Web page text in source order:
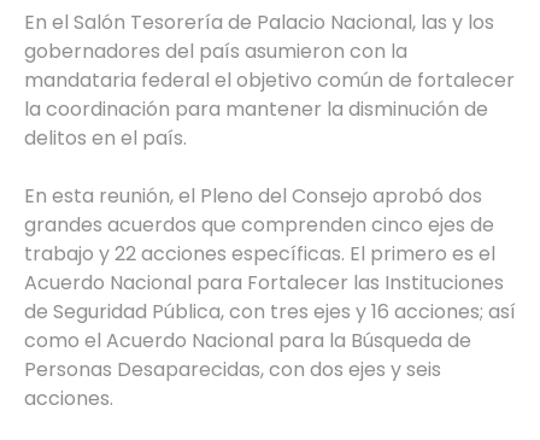
En el Salón Tesorería de Palacio Nacional, las y los
gobernadores del país asumieron con la
mandataria federal el objetivo común de fortalecer
la coordinación para mantener la disminución de
delitos en el país.
En esta reunión, el Pleno del Consejo aprobó dos
grandes acuerdos que comprenden cinco ejes de
trabajo y 22 acciones específicas. El primero es el
Acuerdo Nacional para Fortalecer las Instituciones
de Seguridad Pública, con tres ejes y 16 acciones; así
como el Acuerdo Nacional para la Búsqueda de
Personas Desaparecidas, con dos ejes y seis
acciones.